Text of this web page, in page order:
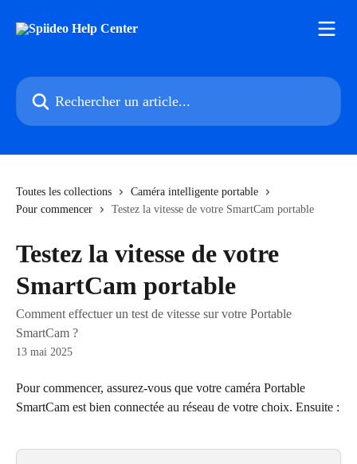
Rechercher un article...
Toutes les collections
Caméra intelligente portable
Pour commencer
Testez la vitesse de votre SmartCam portable
Testez la vitesse de votre
SmartCam portable
Comment effectuer un test de vitesse sur votre Portable
SmartCam ?
13 mai 2025
Pour commencer, assurez-vous que votre caméra Portable
SmartCam est bien connectée au réseau de votre choix. Ensuite :